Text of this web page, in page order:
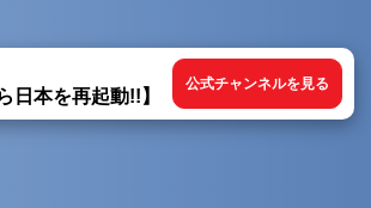
日本を再起動!!】
公式チャンネルを見る